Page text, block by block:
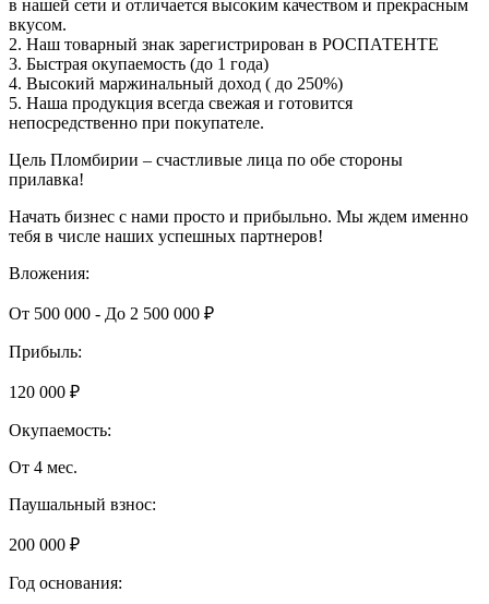
в нашей сети и отличается высоким качеством и прекрасным
вкусом.
2. Наш товарный знак зарегистрирован в РОСПАТЕНТЕ
3. Быстрая окупаемость (до 1 года)
4. Высокий маржинальный доход ( до 250%)
5. Наша продукция всегда свежая и готовится
непосредственно при покупателе.
Цель Пломбирии – счастливые лица по обе стороны
прилавка!
Начать бизнес с нами просто и прибыльно. Мы ждем именно
тебя в числе наших успешных партнеров!
Вложения:
От 500 000 - До 2 500 000 ₽
Прибыль:
120 000 ₽
Окупаемость:
От 4 мес.
Паушальный взнос:
200 000 ₽
Год основания: